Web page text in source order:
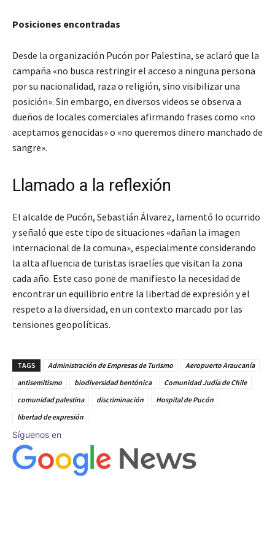
Posiciones encontradas
Desde la organización Pucón por Palestina, se aclaró que la
campaña «no busca restringir el acceso a ninguna persona
por su nacionalidad, raza o religión, sino visibilizar una
posición». Sin embargo, en diversos videos se observa a
dueños de locales comerciales afirmando frases como «no
aceptamos genocidas» o «no queremos dinero manchado de
sangre».
Llamado a la reflexión
El alcalde de Pucón, Sebastián Álvarez, lamentó lo ocurrido
y señaló que este tipo de situaciones «dañan la imagen
internacional de la comuna», especialmente considerando
la alta afluencia de turistas israelíes que visitan la zona
cada año. Este caso pone de manifiesto la necesidad de
encontrar un equilibrio entre la libertad de expresión y el
respeto a la diversidad, en un contexto marcado por las
tensiones geopolíticas.
TAGS Administración de Empresas de Turismo
Aeropuerto Araucanía
antisemitismo
biodiversidad bentónica
Comunidad Judía de Chile
comunidad palestina
discriminación
Hospital de Pucón
libertad de expresión
Síguenos en